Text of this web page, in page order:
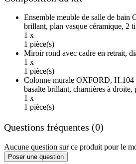
Ensemble meuble de salle de bain
brillant, plan vasque céramique, 2
1 x
1 pièce(s)
Miroir rond avec cadre en retrait,
1 x
1 pièce(s)
Colonne murale OXFORD, H.104
basalte brillant, charnières à droite,
1 x
1 pièce(s)
Questions fréquentes (0)
Aucune question sur ce produit pour le
Poser une question